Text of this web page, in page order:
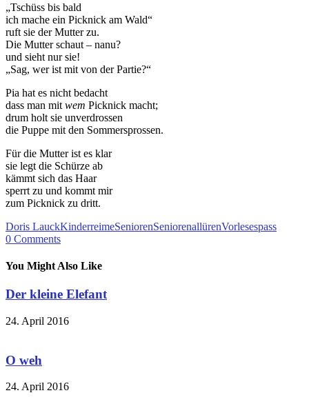
„Tschüss bis bald
ich mache ein Picknick am Wald“
ruft sie der Mutter zu.
Die Mutter schaut – nanu?
und sieht nur sie!
„Sag, wer ist mit von der Partie?“
Pia hat es nicht bedacht
dass man mit wem Picknick macht;
drum holt sie unverdrossen
die Puppe mit den Sommersprossen.
Für die Mutter ist es klar
sie legt die Schürze ab
kämmt sich das Haar
sperrt zu und kommt mir
zum Picknick zu dritt.
Doris LauckKinderreimeSeniorenSeniorenallürenVorlesespass
0 Comments
You Might Also Like
Der kleine Elefant
24. April 2016
O weh
24. April 2016